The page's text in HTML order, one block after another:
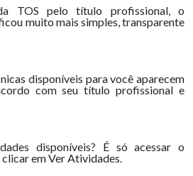
TOS pelo título profissional, o
muito mais simples, transparente
disponíveis para você aparecem
com seu título profissional e
disponíveis? É só acessar o
em Ver Atividades.